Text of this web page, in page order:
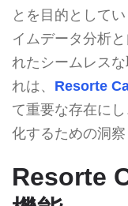
とを目的として
イムデータ分析
れたシームレス
れは、 Resorte
て重要な存在に
化するための洞察
Resorte